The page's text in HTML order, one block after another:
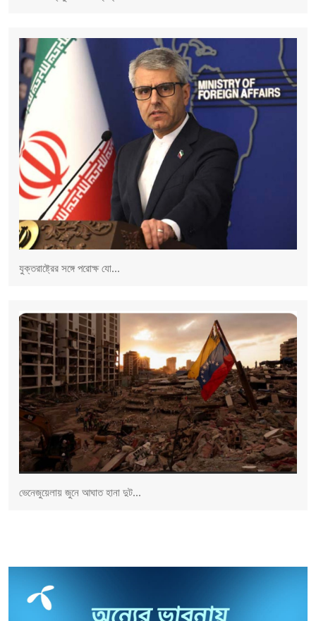
যুক্তরাষ্ট্রের সঙ্গে পরোক্ষ যো...
ভেনেজুয়েলায় জুনে আঘাত হানা দুট...